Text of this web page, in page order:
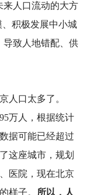
来人口流动的大方
、积极发展中小城
导致人地错配、供
人口太多了。
万人，根据统计
据可能已经超过
这座城市，规划
医院，现在北京
样子。
所以，人